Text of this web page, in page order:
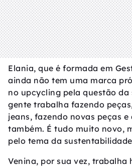
Elania, que é formada em
ainda não tem uma marca
no upcycling pela questão da
gente trabalha fazendo
jeans, fazendo novas peças
também. É tudo muito novo,
pelo tema da
Venina, por sua vez, trabalha